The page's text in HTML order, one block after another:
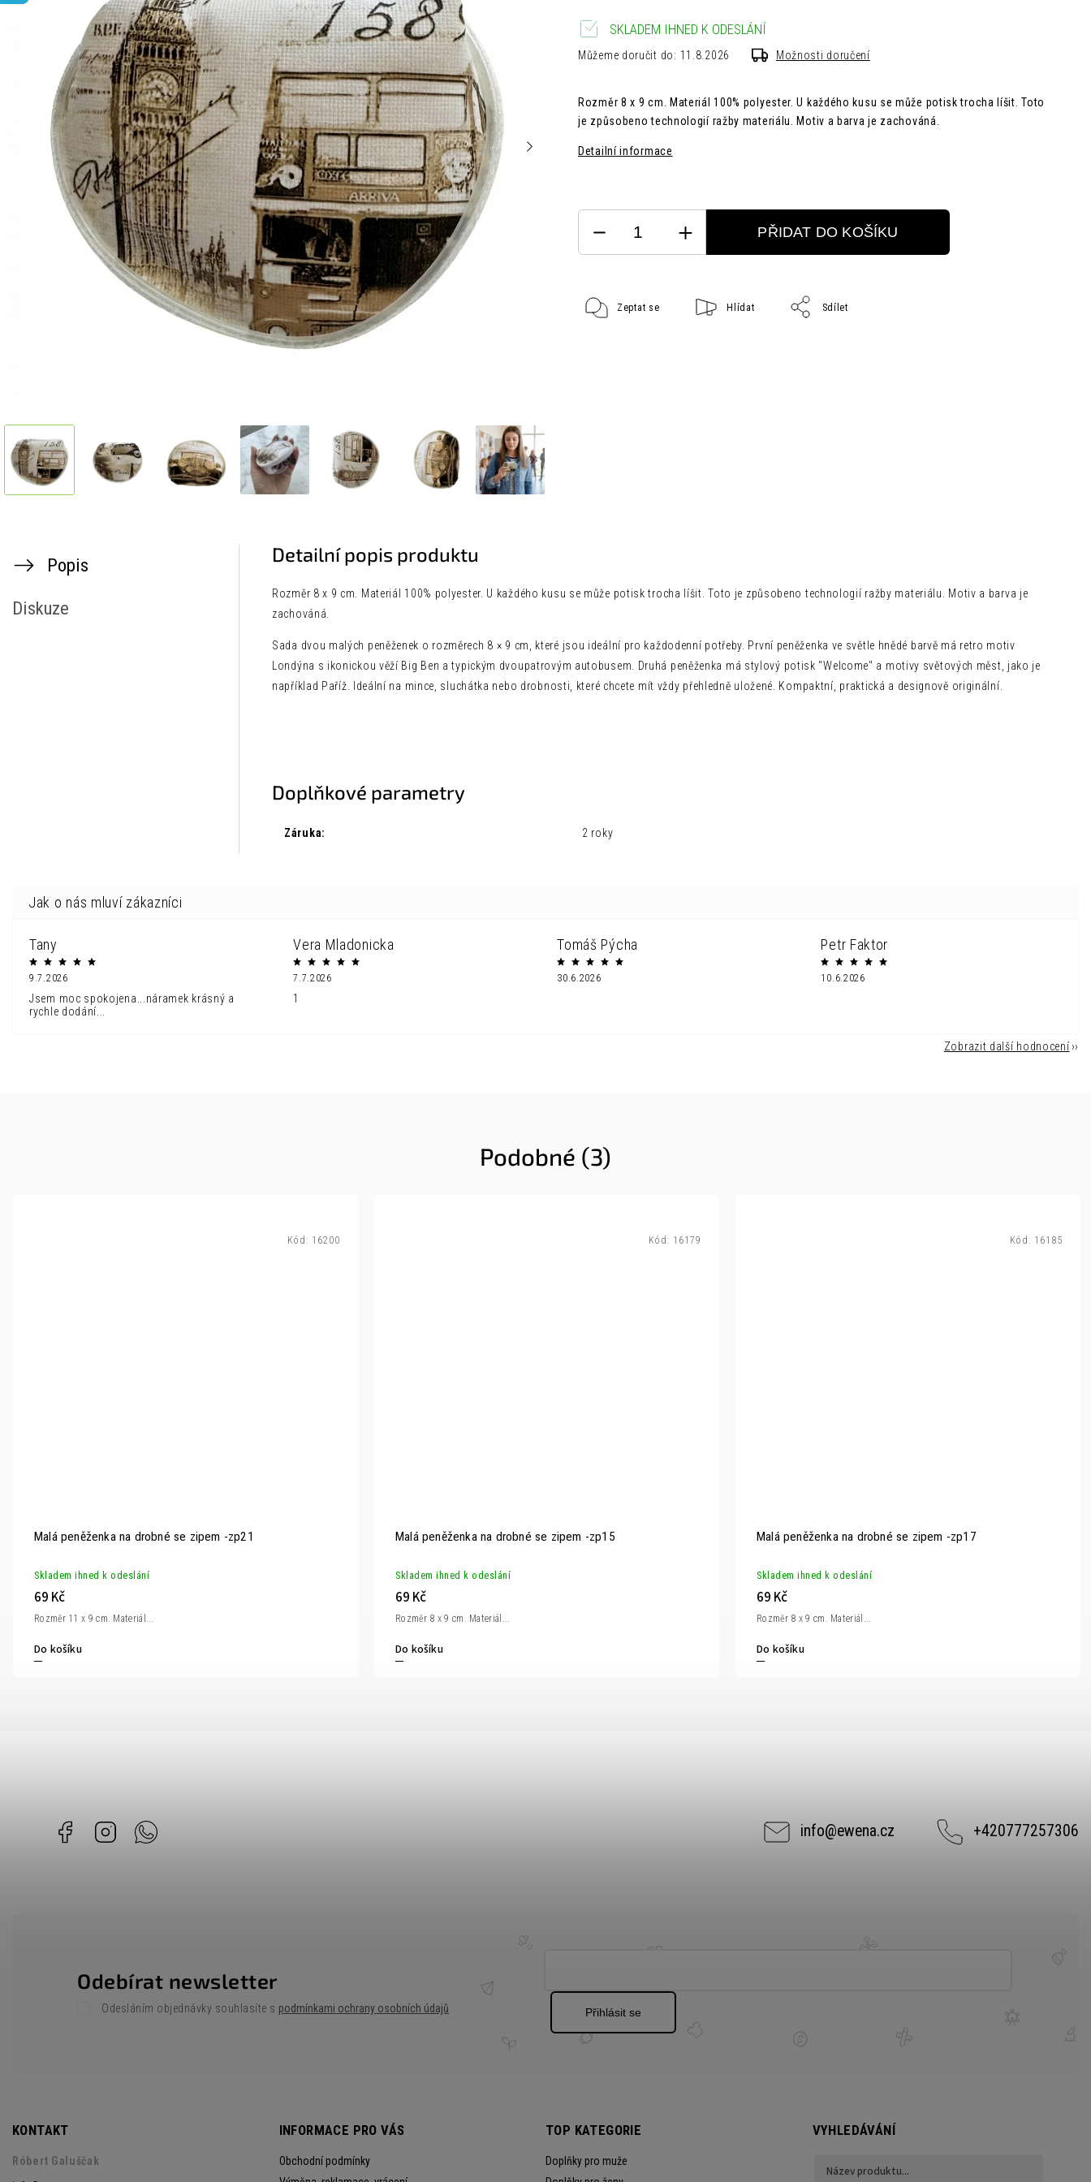
Rozměr 8 x 9 cm. Materiál 100% polyester. U každého kusu se může potisk trocha líšit. Toto
je způsobeno technologií ražby materiálu. Motiv a barva je zachováná.
Detailní informace
SKLADEM IHNED K ODESLÁNÍ
Můžeme doručit do: 11.8.2026 Možnosti doručení
PŘIDAT DO KOŠÍKU
Zeptat se Hlídat Sdílet
Popis
Diskuze
Detailní popis produktu
Rozměr 8 x 9 cm. Materiál 100% polyester. U každého kusu se může potisk trocha líšit. Toto je způsobeno technologií ražby materiálu. Motiv a barva je
zachováná.
Sada dvou malých peněženek o rozměrech 8 × 9 cm, které jsou ideální pro každodenní potřeby. První peněženka ve světle hnědé barvě má retro motiv
Londýna s ikonickou věží Big Ben a typickým dvoupatrovým autobusem. Druhá peněženka má stylový potisk "Welcome" a motivy světových měst, jako je
například Paříž. Ideální na mince, sluchátka nebo drobnosti, které chcete mít vždy přehledně uložené. Kompaktní, praktická a designově originální.
Doplňkové parametry
Záruka: 2 roky
Tany
9.7.2026
Jsem moc spokojena...náramek krásný a
rychle dodání...
Vera Mladonicka
7.7.2026
1
Tomáš Pýcha
30.6.2026
Petr Faktor
10.6.2026
Zobrazit další hodnocení
Podobné (3)
Malá peněženka na drobné se zipem -zp21
Skladem ihned k odeslání
69 Kč
Do košíku
Rozměr 11 x 9 cm. Materiál...
Kód: 16200
Malá peněženka na drobné se zipem -zp15
Skladem ihned k odeslání
69 Kč
Do košíku
Rozměr 8 x 9 cm. Materiál...
Kód: 16179
Malá peněženka na drobné se zipem -zp17
Skladem ihned k odeslání
69 Kč
Do košíku
Rozměr 8 x 9 cm. Materiál...
Kód: 16185
Facebook Instagram info@ewena.cz +420777257306
KONTAKT
Róbert Galuščak
INFORMACE PRO VÁS
Obchodní podmínky
Odebírat newsletter
Odesláním objednávky souhlasíte s podmínkami ochrany osobních údajů Přihlásit se
TOP KATEGORIE
Doplňky pro muže
VYHLEDÁVÁNÍ